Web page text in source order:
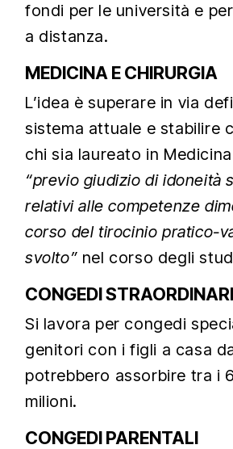
fondi per le università e
a distanza.
MEDICINA E CHIRURGIA
L’idea è superare in via
sistema attuale e stabilire
chi sia laureato in
“previo giudizio di idoneità
relativi alle competenze
corso del tirocinio pratico-
svolto” nel corso degli
CONGEDI STRAORDINARI
Si lavora per congedi
genitori con i figli a casa
potrebbero assorbire tra i
milioni.
CONGEDI PARENTALI